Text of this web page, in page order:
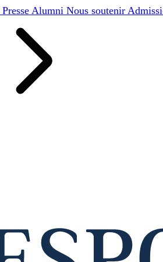
Presse Alumni Nous soutenir